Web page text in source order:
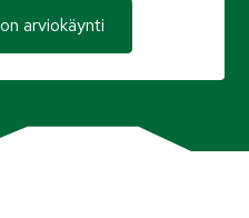
arviokäynti